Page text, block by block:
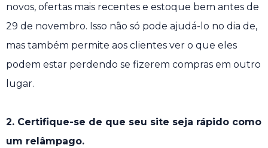
novos, ofertas mais recentes e estoque bem antes de
29 de novembro. Isso não só pode ajudá-lo no dia de,
mas também permite aos clientes ver o que eles
podem estar perdendo se fizerem compras em outro
lugar.
2. Certifique-se de que seu site seja rápido como
um relâmpago.